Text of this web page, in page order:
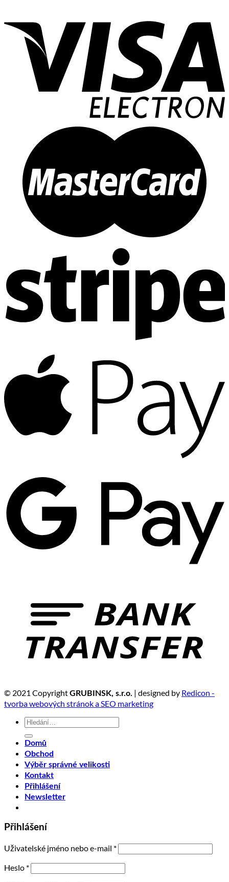
© 2021 CopyrightGRUBINSK, s.r.o. | designed by Redicon -
tvorba webových stránok a SEO marketing
Hledat:
Domů
Obchod
Výběr správné velikosti
Kontakt
Přihlášení
Newsletter
Přihlášení
Uživatelské jméno nebo e-mail *
Heslo *